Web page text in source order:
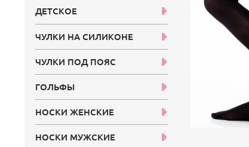
ДЕТСКОЕ
ЧУЛКИ НА СИЛИКОНЕ
ЧУЛКИ ПОД ПОЯС
ГОЛЬФЫ
НОСКИ ЖЕНСКИЕ
НОСКИ МУЖСКИЕ